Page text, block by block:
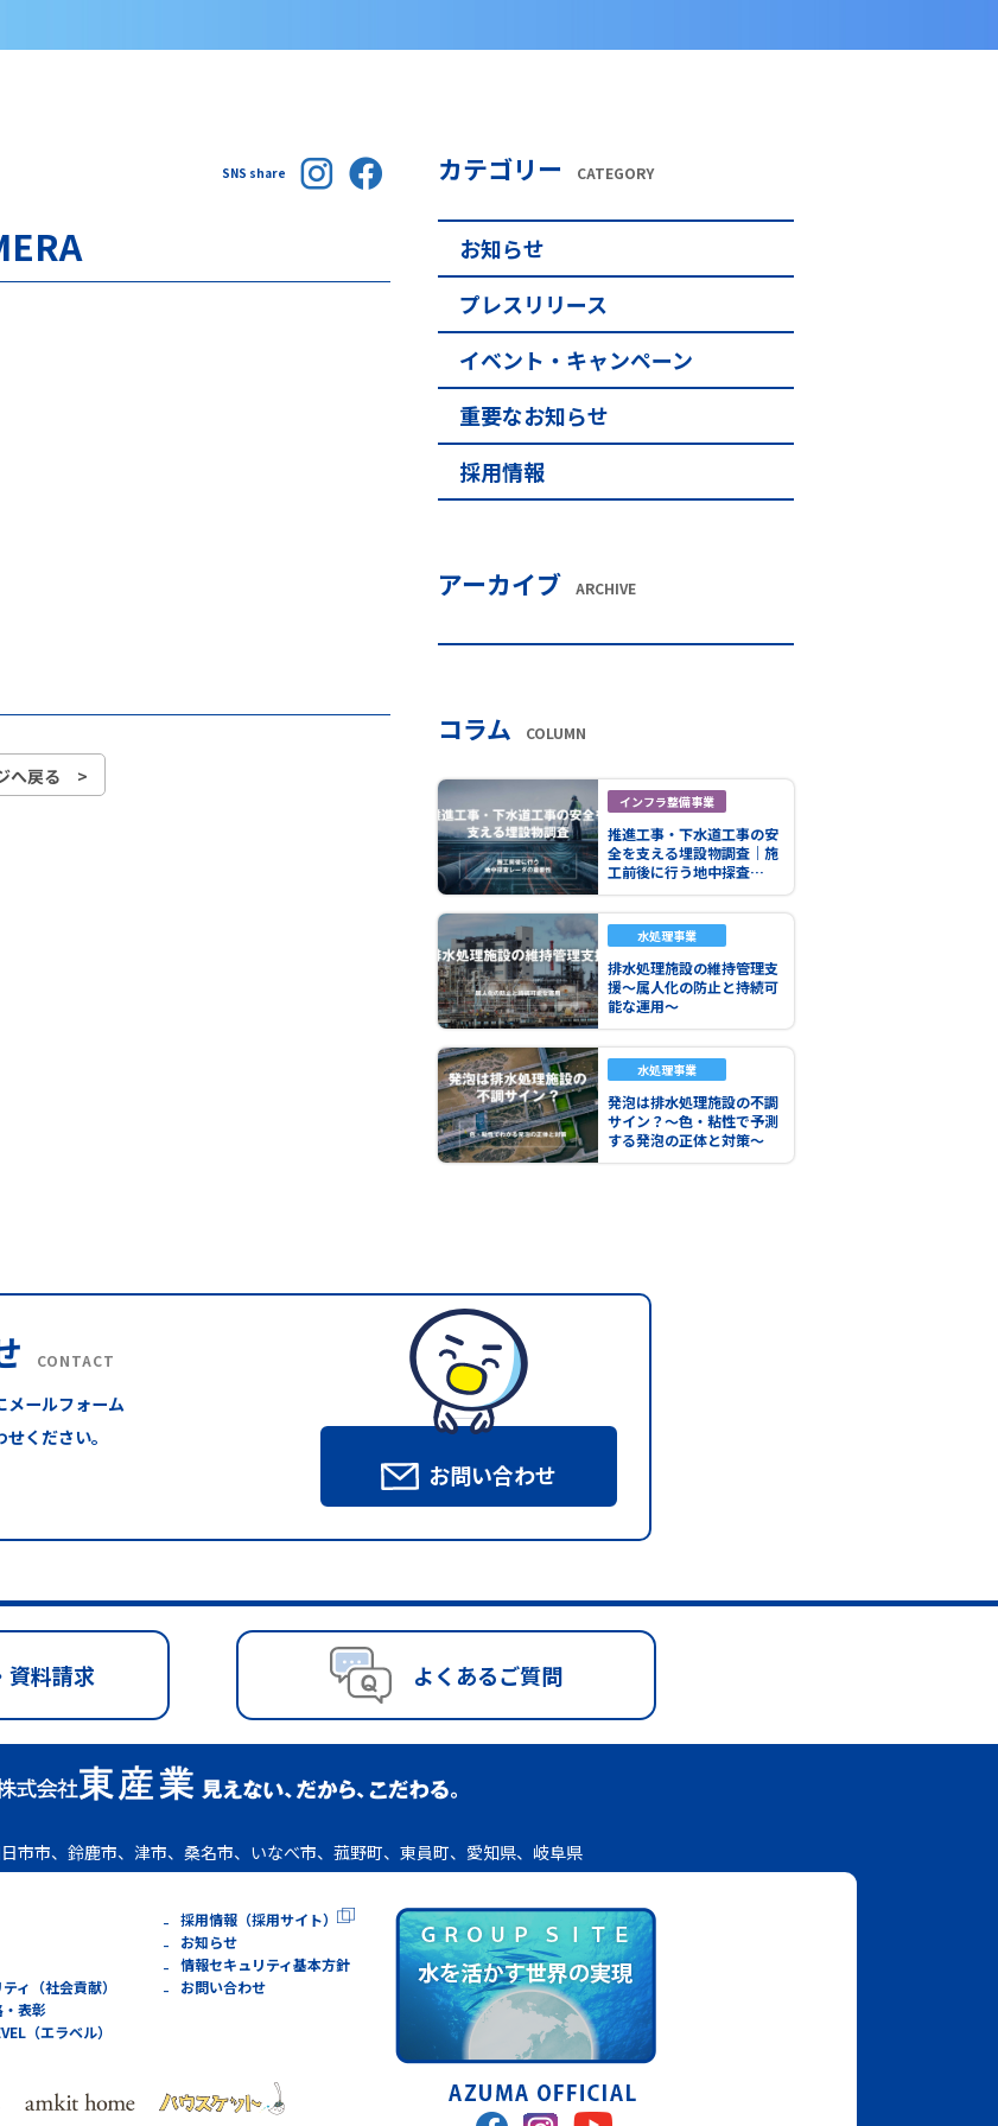
SNS share
へ戻る >
カテゴリー CATEGORY
お知らせ
プレスリリース
イベント・キャンペーン
重要なお知らせ
採用情報
アーカイブ ARCHIVE
コラム COLUMN
インフラ整備事業
推進工事・下水道工事の安
全を支える埋設物調査｜施
工前後に行う地中探査…
水処理事業
排水処理施設の維持管理支
援～属人化の防止と持続可
能な運用～
水処理事業
発泡は排水処理施設の不調
サイン？～色・粘性で予測
する発泡の正体と対策～
CONTACT
メールフォーム
ください。
お問い合わせ
資料請求 よくあるご質問
市市、鈴鹿市、津市、桑名市、いなべ市、菰野町、東員町、愛知県、岐阜県
ィ（社会貢献）
表彰
（エラベル）
採用情報（採用サイト）
お知らせ
情報セキュリティ基本方針
お問い合わせ